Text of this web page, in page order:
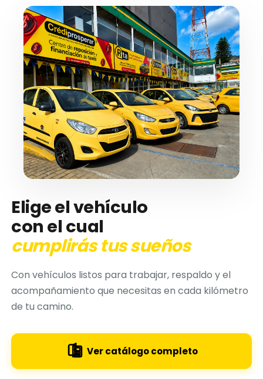
Elige el vehículo
con el cual
cumplirás tus sueños
Con vehículos listos para trabajar, respaldo y el
acompañamiento que necesitas en cada kilómetro
de tu camino.
Ver catálogo completo